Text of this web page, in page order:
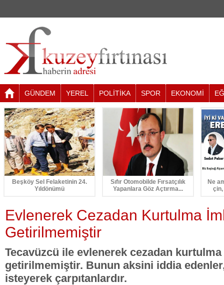
GÜNDEM YEREL POLİTİKA SPOR EKONOMİ
Beşköy Sel Felaketinin 24.
Yıldönümü
Sıfır Otomobilde Fırsatçılık
Yapanlara Göz Açtırma...
Ne
Evlenerek Cezadan Kurtulma
Getirilmemiştir
Tecavüzcü ile evlenerek cezadan kurtulma
getirilmemiştir. Bunun aksini iddia
isteyerek çarpıtanlardır.